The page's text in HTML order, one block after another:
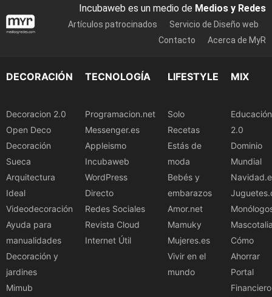
Incubaweb es un medio de Medios y Redes
Artículos patrocinados
Servicio de Diseño web
Contacto
Acerca de MyR
DECORACIÓN
Decoracion 2.0
Open Deco
Decoración
Sueca
Arquitectura
Ideal
Videodecoración
Ayuda para
manualidades
Decoración y
jardines
Mimub
TECNOLOGÍA
Programacion.net
Messenger.es
Appleismo
Incubaweb
WordPress
Directo
Redes Sociales
Revista Cloud
Internet Útil
LIFESTYLE
Solo
Recetas
Estás de
moda
Bebés y
embarazos
Amor.net
Mamuky
Mujeres.es
Vivir en el
mundo
MIX
Educación
2.0
Dominio
Mundial
Cómo
Ahorrar
Portal
Financiero